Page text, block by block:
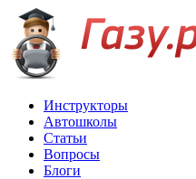
Инструкторы
Автошколы
Статьи
Вопросы
Блоги